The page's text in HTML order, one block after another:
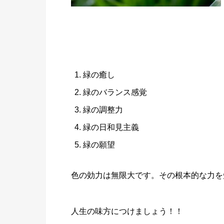
緑の癒し
緑のバランス感覚
緑の調整力
緑の日和見主義
緑の願望
色の効力は無限大です。その根本的な力
人生の味方につけましょう！！